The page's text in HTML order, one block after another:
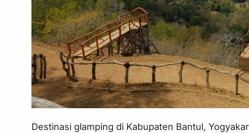
Destinasi glamping di Kabupaten Bantul,